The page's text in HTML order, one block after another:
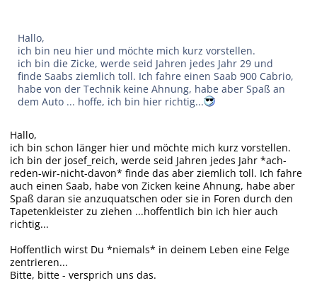
Hallo,
ich bin neu hier und möchte mich kurz vorstellen.
ich bin die Zicke, werde seid Jahren jedes Jahr 29 und
finde Saabs ziemlich toll. Ich fahre einen Saab 900 Cabrio,
habe von der Technik keine Ahnung, habe aber Spaß an
dem Auto ... hoffe, ich bin hier richtig...
Hallo,
ich bin schon länger hier und möchte mich kurz vorstellen.
ich bin der josef_reich, werde seid Jahren jedes Jahr *ach-
reden-wir-nicht-davon* finde das aber ziemlich toll. Ich fahre
auch einen Saab, habe von Zicken keine Ahnung, habe aber
Spaß daran sie anzuquatschen oder sie in Foren durch den
Tapetenkleister zu ziehen ...hoffentlich bin ich hier auch
richtig...
Hoffentlich wirst Du *niemals* in deinem Leben eine Felge
zentrieren...
Bitte, bitte - versprich uns das.